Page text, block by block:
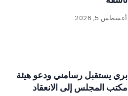
أغسطس 5, 2026
بري يستقبل رسامني ودعو هيئة
مكتب المجلس إلى الانعقاد